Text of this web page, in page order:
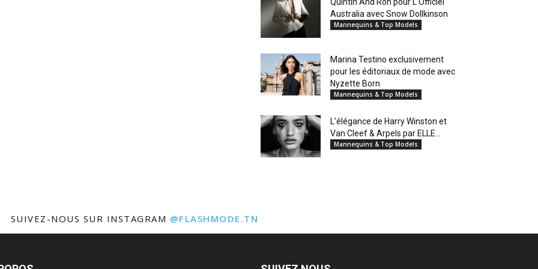
Australia avec Snow Dollkinson
Mannequins & Top Models
Marina Testino exclusivement
pour les éditoriaux de mode avec
Nyzette Born
Mannequins & Top Models
L'élégance de Harry Winston et
Van Cleef & Arpels par ELLE...
Mannequins & Top Models
SUIVEZ-NOUS SUR INSTAGRAM @FLASHMODE.TN